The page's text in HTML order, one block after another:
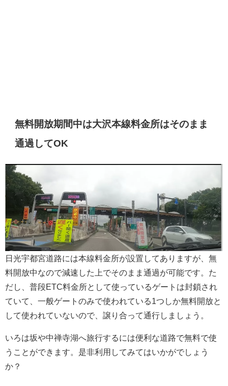
無料開放期間中は大沢本線料金所はそのまま
通過してOK
日光宇都宮道路には本線料金所が設置してありますが、無
料開放中なので減速した上でそのまま通過が可能です。た
だし、普段ETC料金所として使っているゲートは封鎖され
ていて、一般ゲートのみで使われている1つしか無料開放と
して使われていないので、譲り合って通行しましょう。
いろは坂や中禅寺湖へ旅行するには便利な道路で無料で使
うことができます。是非利用してみてはいかがでしょう
か？